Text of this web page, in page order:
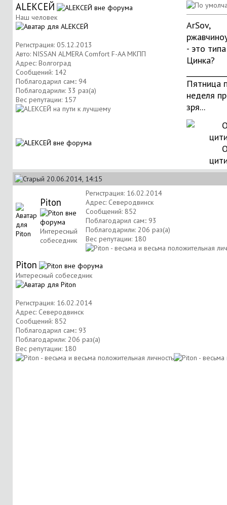
АLЕКСЕЙ
Наш человек
Регистрация: 05.12.2013
Авто: NISSAN ALMERA Comfort F-AA МКПП
Адрес: Волгоград
Сообщений: 142
Поблагодарил сам:: 94
Поблагодарили: 33 раз(а)
Вес репутации: 157
ArSov,
- это
Цинка?
Пятница
неделя
зря...
20.06.2014, 14:15
Piton
Интересный
собеседник
Регистрация: 16.02.2014
Адрес: Северодвинск
Сообщений: 852
Поблагодарил сам:: 93
Поблагодарили: 206 раз(а)
Вес репутации: 180
Piton
Интересный собеседник
Регистрация: 16.02.2014
Адрес: Северодвинск
Сообщений: 852
Поблагодарил сам:: 93
Поблагодарили: 206 раз(а)
Вес репутации: 180